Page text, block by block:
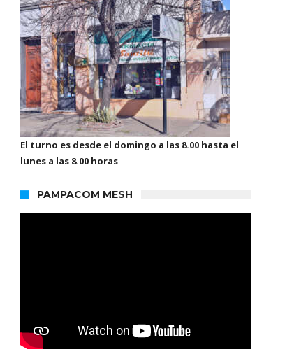
El turno es desde el domingo a las 8.00 hasta el
lunes a las 8.00 horas
PAMPACOM MESH